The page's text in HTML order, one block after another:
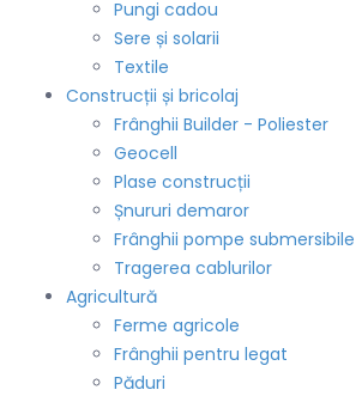
Pungi cadou
Sere și solarii
Textile
Construcții și bricolaj
Frânghii Builder - Poliester
Geocell
Plase construcții
Șnururi demaror
Frânghii pompe submersibile
Tragerea cablurilor
Agricultură
Ferme agricole
Frânghii pentru legat
Păduri